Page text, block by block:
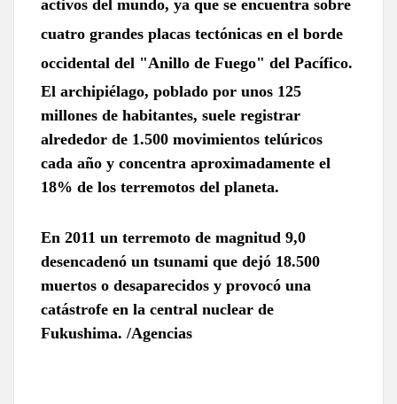
activos del mundo, ya que se encuentra sobre
cuatro grandes placas tectónicas en el borde
occidental del "Anillo de Fuego" del Pacífico.
El archipiélago, poblado por unos 125
millones de habitantes, suele registrar
alrededor de 1.500 movimientos telúricos
cada año y concentra aproximadamente el
18% de los terremotos del planeta.
En 2011 un terremoto de magnitud 9,0
desencadenó un tsunami que dejó 18.500
muertos o desaparecidos y provocó una
catástrofe en la central nuclear de
Fukushima. /Agencias